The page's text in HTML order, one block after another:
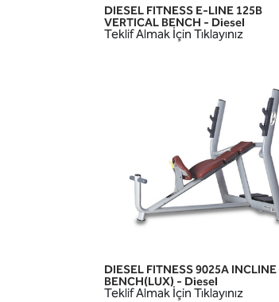
HIZLI GÖRÜNÜM
DIESEL FITNESS E-LINE 125B
VERTICAL BENCH - Diesel
Teklif Almak İçin Tıklayınız
HIZLI GÖRÜNÜM
DIESEL FITNESS 9025A INCLINE
BENCH(LUX) - Diesel
Teklif Almak İçin Tıklayınız